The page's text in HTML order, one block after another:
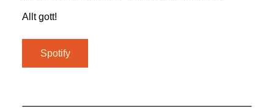
Allt gott!
Spotify